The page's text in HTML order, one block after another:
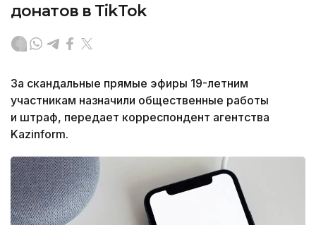
донатов в TikTok
За скандальные прямые эфиры 19-летним
участникам назначили общественные работы
и штраф, передает корреспондент агентства
Kazinform.